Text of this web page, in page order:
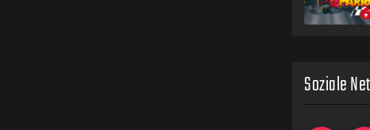
Soziale